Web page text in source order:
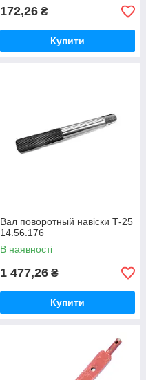
172,26 ₴
Купити
Вал поворотный навіски Т-25
14.56.176
В наявності
1 477,26 ₴
Купити